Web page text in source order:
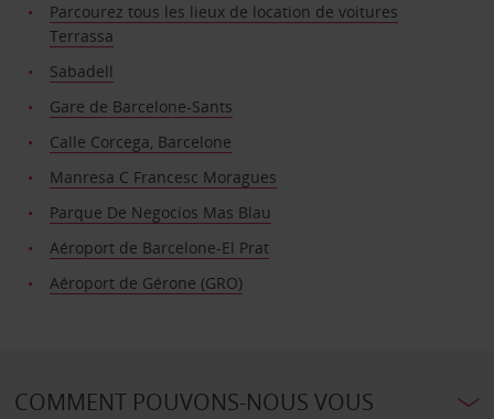
Parcourez tous les lieux de location de voitures
Terrassa
Sabadell
Gare de Barcelone-Sants
Calle Corcega, Barcelone
Manresa C Francesc Moragues
Parque De Negocios Mas Blau
Aéroport de Barcelone-El Prat
Aéroport de Gérone (GRO)
COMMENT POUVONS-NOUS VOUS